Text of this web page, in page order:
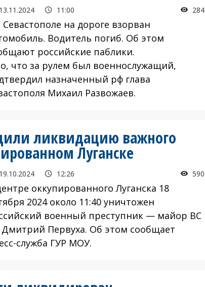
13.11.2024 11:00 284
на дороге взорван
Водитель погиб. Об этом
российские паблики.
что за рулем был военнослужащий,
назначенный рф глава
Михаил Развожаев.
ликвидацию важного
Луганске
19.10.2024 12:26 590
оккупированного Луганска 18
2024 около 11:40 уничтожен
военный преступник — майор ВС
Первуха. Об этом сообщает
служба ГУР МОУ.